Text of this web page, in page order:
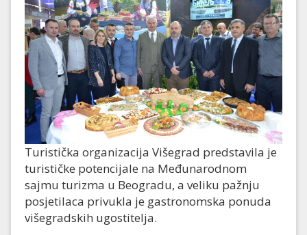
Turistička organizacija Višegrad predstavila je
turističke potencijale na Međunarodnom
sajmu turizma u Beogradu, a veliku pažnju
posjetilaca privukla je gastronomska ponuda
višegradskih ugostitelja.